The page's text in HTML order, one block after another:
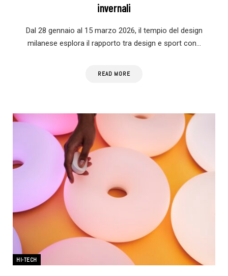
invernali
Dal 28 gennaio al 15 marzo 2026, il tempio del design
milanese esplora il rapporto tra design e sport con…
READ MORE
HI-TECH